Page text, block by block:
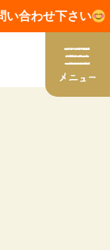
い合わせ下さい